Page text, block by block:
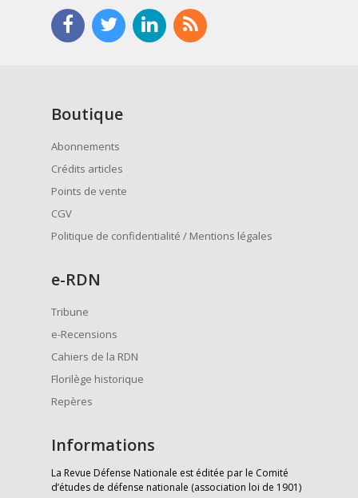
Boutique
Abonnements
Crédits articles
Points de vente
CGV
Politique de confidentialité / Mentions légales
e-RDN
Tribune
e-Recensions
Cahiers de la RDN
Florilège historique
Repères
Informations
La Revue Défense Nationale est éditée par le Comité
d’études de défense nationale (association loi de 1901)